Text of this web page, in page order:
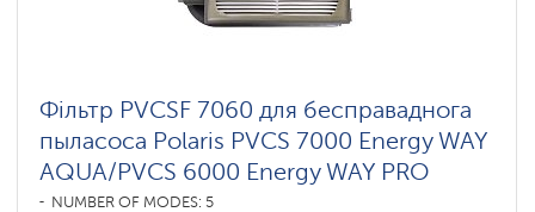
Фільтр PVCSF 7060 для бесправаднога
пыласоса Polaris PVCS 7000 Energy WAY
AQUA/PVCS 6000 Energy WAY PRO
NUMBER OF MODES: 5
home
Комплектующие
для
беспроводных
пылесосов